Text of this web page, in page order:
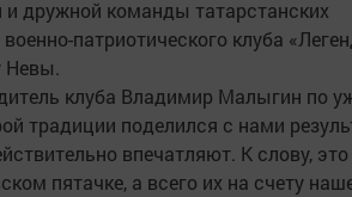
дружной команды татарстанских
патриотического клуба
Невы.
клуба Владимир Малыгин по
традиции поделился с нами
впечатляют. К слову, это
пятачке, а всего их на счету